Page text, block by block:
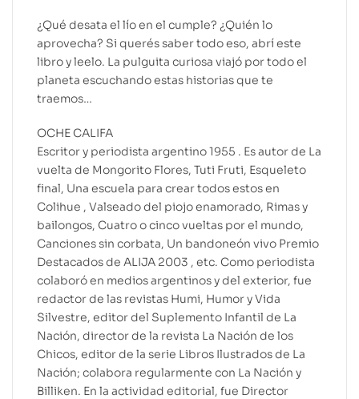
¿Qué desata el lío en el cumple? ¿Quién lo
aprovecha? Si querés saber todo eso, abrí este
libro y leelo. La pulguita curiosa viajó por todo el
planeta escuchando estas historias que te
traemos…
OCHE CALIFA
Escritor y periodista argentino 1955 . Es autor de La
vuelta de Mongorito Flores, Tuti Fruti, Esqueleto
final, Una escuela para crear todos estos en
Colihue , Valseado del piojo enamorado, Rimas y
bailongos, Cuatro o cinco vueltas por el mundo,
Canciones sin corbata, Un bandoneón vivo Premio
Destacados de ALIJA 2003 , etc. Como periodista
colaboró en medios argentinos y del exterior, fue
redactor de las revistas Humi, Humor y Vida
Silvestre, editor del Suplemento Infantil de La
Nación, director de la revista La Nación de los
Chicos, editor de la serie Libros Ilustrados de La
Nación; colabora regularmente con La Nación y
Billiken. En la actividad editorial, fue Director